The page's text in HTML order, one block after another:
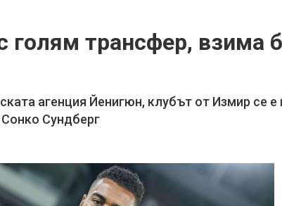
голям трансфер, взима
агенция Йенигюн, клубът от Измир се
Сундберг